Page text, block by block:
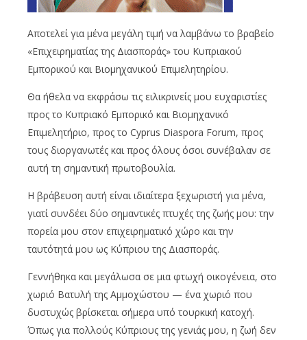
Αποτελεί για μένα μεγάλη τιμή να λαμβάνω το βραβείο
«Επιχειρηματίας της Διασποράς» του Κυπριακού
Εμπορικού και Βιομηχανικού Επιμελητηρίου.
Θα ήθελα να εκφράσω τις ειλικρινείς μου ευχαριστίες
προς το Κυπριακό Εμπορικό και Βιομηχανικό
Επιμελητήριο, προς το Cyprus Diaspora Forum, προς
τους διοργανωτές και προς όλους όσοι συνέβαλαν σε
αυτή τη σημαντική πρωτοβουλία.
Η βράβευση αυτή είναι ιδιαίτερα ξεχωριστή για μένα,
γιατί συνδέει δύο σημαντικές πτυχές της ζωής μου: την
πορεία μου στον επιχειρηματικό χώρο και την
ταυτότητά μου ως Κύπριου της Διασποράς.
Γεννήθηκα και μεγάλωσα σε μια φτωχή οικογένεια, στο
χωριό Βατυλή της Αμμοχώστου — ένα χωριό που
δυστυχώς βρίσκεται σήμερα υπό τουρκική κατοχή.
Όπως για πολλούς Κύπριους της γενιάς μου, η ζωή δεν